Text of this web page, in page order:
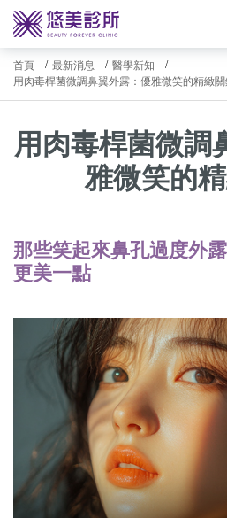
首頁 最新消息
醫學新知
用肉毒桿菌微調鼻翼外露：優雅微笑的精緻關
用肉毒桿菌微調
雅微笑的
那些笑起來鼻孔過度外
更美一點